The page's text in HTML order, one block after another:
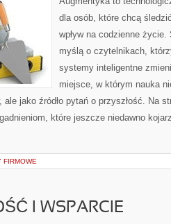
dla osób, które chcą
wpływ na codzienne
myślą o czytelnikach,
systemy inteligentne
miejsce, w którym nauka
jako źródło pytań o przyszłość. Na
które jeszcze niedawno
FIRMOWE
I WSPARCIE